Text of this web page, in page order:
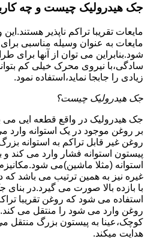
جک هیدرولیک چیست و چه
مایعات تقریبا تراکم ناپذیر
مایعات به عنوان وسیله مناسبی برای
شود.بنابراین می توان از آنها برای
سادگی،با نیروی محرک خیلی کم
زیادی را جابجا نماید،استفاده نمود.
جک هیدرولیک چیست؟
جک هیدرولیک در واقع قطعه ایی می
بر روغن موجود در یک استوانه
روغن غیر قابل تراکم به استوانه
پیستون استوانه فشار وارد می کند
استوانه (مثلا ماشین)می
غیره نیز به همین ترتیب می باشد که
با بازده بالا صورت می گیرد.در بنای
استفاده می شود که روغن تقریبا
روغن وارد می شود را منتقل می
کوچک،عینا به پیستون بزرگ منتقل
هدایت میکند.